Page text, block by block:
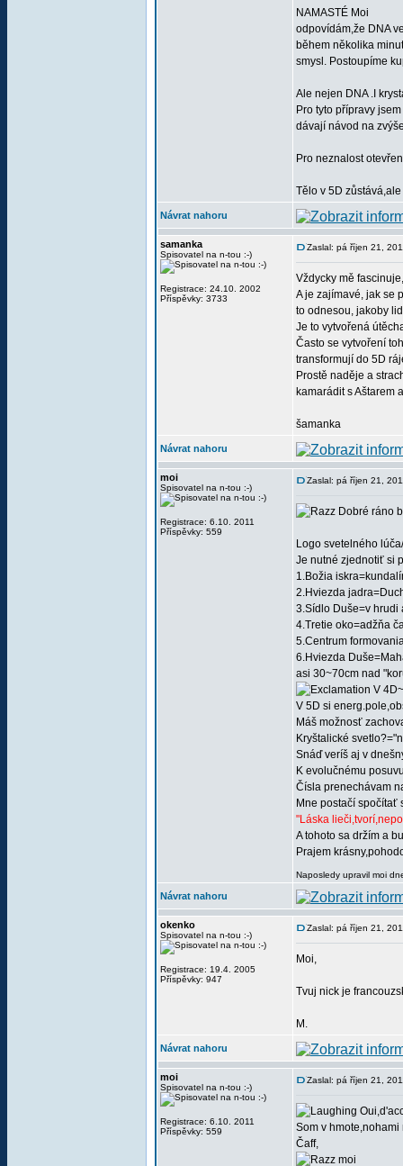
NAMASTÉ Moi
odpovídám,že DNA
během několika
smysl. Postoupíme
Ale nejen DNA .I
Pro tyto přípravy
dávají návod na
Pro neznalost
Tělo v 5D
Návrat nahoru
samanka
Spisovatel na n-tou :-)
Registrace: 24.10. 2002
Příspěvky: 3733
Zaslal: pá říjen 21,
Vždycky mě
A je zajímavé, jak se
to odnesou, jakoby
Je to vytvořená
Často se vytvoření
transformují do 5D
Prostě naděje a
kamarádit s Aštarem
šamanka
Návrat nahoru
moi
Spisovatel na n-tou :-)
Registrace: 6.10. 2011
Příspěvky: 559
Zaslal: pá říjen 21,
Dobré ráno
Logo svetelného
Je nutné zjednotiť si
1.Božia
2.Hviezda
3.Sídlo Duše=v hrudi
4.Tretie oko=adžňa
5.Centrum
6.Hviezda
asi 30~70cm nad
V
V 5D si
Máš možnosť
Kryštalické
Snáď veríš aj v
K evolučnému
Čísla prenechávam
Mne postačí spočítať
"Láska
A tohoto sa držím a
Prajem
Naposledy upravil moi
Návrat nahoru
okenko
Spisovatel na n-tou :-)
Registrace: 19.4. 2005
Příspěvky: 947
Zaslal: pá říjen 21,
Moi,
Tvuj nick je
M.
Návrat nahoru
moi
Spisovatel na n-tou :-)
Registrace: 6.10. 2011
Příspěvky: 559
Zaslal: pá říjen 21,
Som v hmote,nohami
Čaff,
moi